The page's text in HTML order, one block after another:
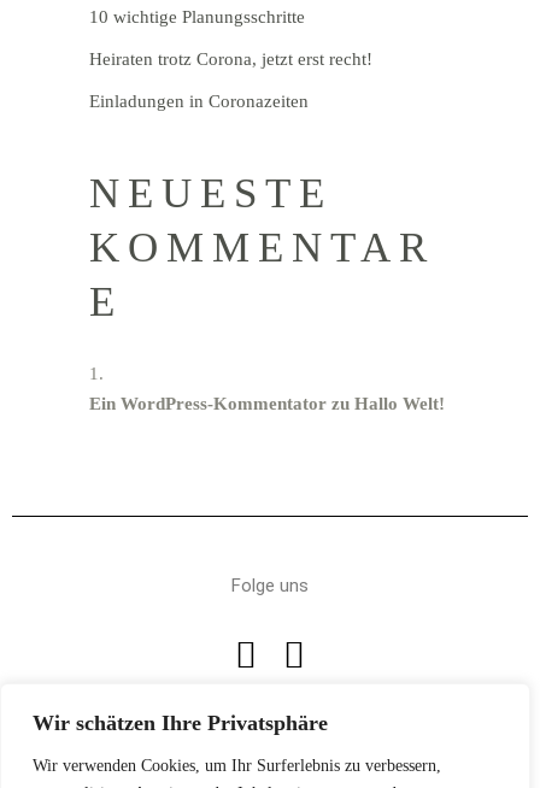
Wir schätzen Ihre Privatsphäre
Wir verwenden Cookies, um Ihr Surferlebnis zu verbessern,
10 wichtige Planungsschritte
Heiraten trotz Corona, jetzt erst recht!
Einladungen in Coronazeiten
NEUESTE
KOMMENTAR
E
Ein WordPress-Kommentator zu Hallo Welt!
Folge uns
Impressum